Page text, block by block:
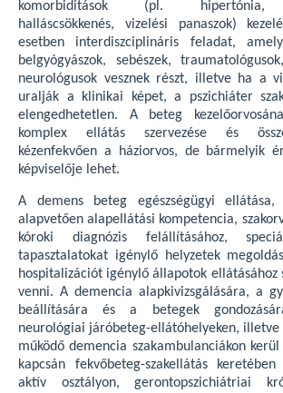
komorbiditások (pl. hipertónia,
halláscsökkenés, vizelési panaszok)
esetben interdiszciplináris feladat,
belgyógyászok, sebészek,
neurológusok vesznek részt, illetve ha a
uralják a klinikai képet, a pszichiáter
elengedhetetlen. A beteg
komplex ellátás szervezése és
kézenfekvően a háziorvos, de bármelyik
képviselője lehet.
A demens beteg egészségügyi ellátása,
alapvetően alapellátási kompetencia,
kóroki diagnózis felállításához,
tapasztalatokat igénylő helyzetek
hospitalizációt igénylő állapotok ellátásához
venni. A demencia alapkivizsgálására, a
beállítására és a betegek
neurológiai járóbeteg-ellátóhelyeken, illetve
működő demencia szakambulanciákon
kapcsán fekvőbeteg-szakellátás
aktív osztályon, gerontopszichiátriai